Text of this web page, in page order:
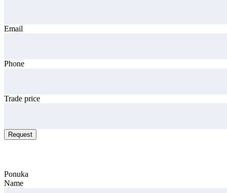
Email
Phone
Trade price
Request
Ponuka
Name